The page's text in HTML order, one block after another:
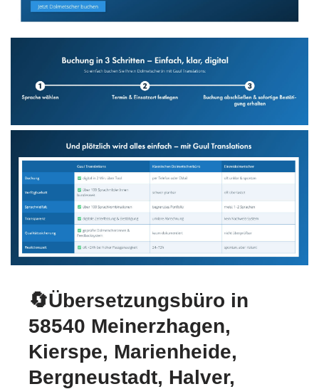
🔄Übersetzungsbüro in
58540 Meinerzhagen,
Kierspe, Marienheide,
Bergneustadt, Halver,